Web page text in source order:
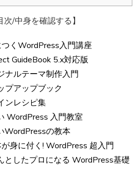
次/中身を確認する】
くWordPress入門講座
GuideBook 5.x対応版
ナルテーマ制作入門
プアップブック
ンレシピ集
WordPress 入門教室
WordPressの教本
身に付く! WordPress 超入門
としたプロになる WordPress基礎